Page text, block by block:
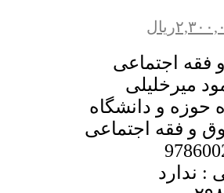
۲,۷۰۰,۰۰۰ریال
ریال
۲,۳۰۰,۰۰۰ریال.
فقه اجتماعی
میرخلیلی
حوزه و دانشگاه
و فقه اجتماعی
: ندارد